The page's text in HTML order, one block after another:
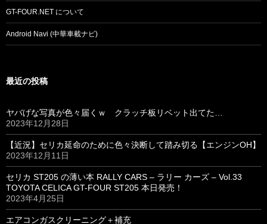
GT-FOUR.NET について
Android Navi (中華車載ナビ)
最近の投稿
ヤバげな写真が色々届くｗ クラッチ板リベット出てた…
2023年12月28日
【近況】セリカ延命のために色々決断して踏み切る【エンジンOH】
2023年12月11日
セリカ ST205 の薄い本 RALLY CARS – ラリー カーズ – Vol.33
TOYOTA CELICA GT-FOUR ST205 本日発売！
2023年4月25日
エアコンガスクリーニング＋補充